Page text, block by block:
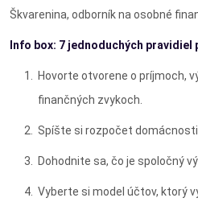
Škvarenina, odborník na osobné
Info box: 7 jednoduchých
Hovorte otvorene o príjmoch,
finančných zvykoch.
Spíšte si rozpočet domácnosti
Dohodnite sa, čo je spoločný
Vyberte si model účtov, ktorý